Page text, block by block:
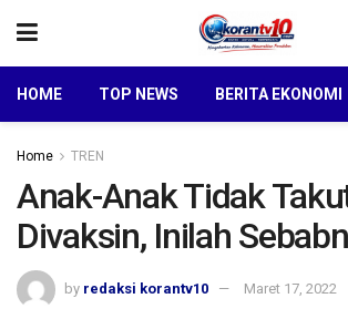
HOME TOP NEWS BERITA EKONOMI
Home TREN
Anak-Anak Tidak
Divaksin, Inilah
by redaksi korantv10 Maret 17, 2022